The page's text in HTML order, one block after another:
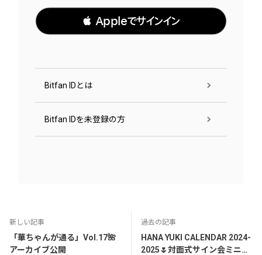
 Appleでサインイン
Bitfan IDとは
Bitfan IDを未登録の方
新しい記事
「華ちゃんが通る」Vol.17🌺
アーカイブ公開
過去の記事
HANA YUKI CALENDAR 2024-
2025🌷対面式サイン会ミニオ